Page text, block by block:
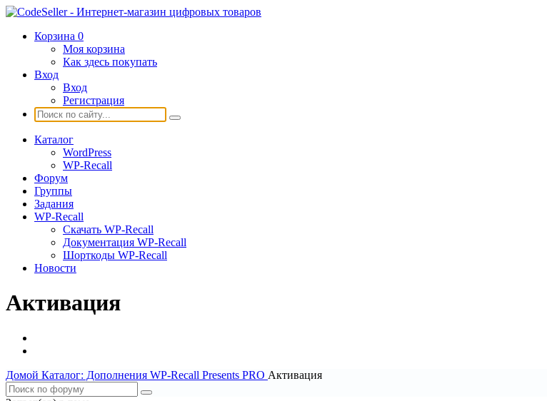
Корзина 0
Моя корзина
Как здесь покупать
Вход
Вход
Регистрация
Каталог
WordPress
WP-Recall
Форум
Группы
Задания
WP-Recall
Скачать WP-Recall
Документация WP-Recall
Шорткоды WP-Recall
Новости
Активация
Домой Каталог: Дополнения WP-Recall Presents PRO Активация